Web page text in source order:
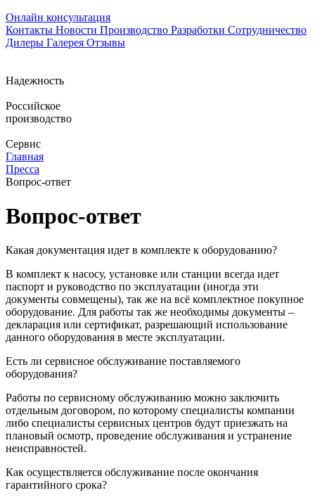
Онлайн консультация
Контакты Новости Производство Разработки Сотрудничество
Дилеры Галерея Отзывы
Надежность
Российское
производство
Сервис
Главная
Пресса
Вопрос-ответ
Вопрос-ответ
Какая документация идет в комплекте к оборудованию?
В комплект к насосу, установке или станции всегда идет
паспорт и руководство по эксплуатации (иногда эти
документы совмещены), так же на всё комплектное покупное
оборудование. Для работы так же необходимы документы –
декларация или сертификат, разрешающий использование
данного оборудования в месте эксплуатации.
Есть ли сервисное обслуживание поставляемого
оборудования?
Работы по сервисному обслуживанию можно заключить
отдельным договором, по которому специалисты компании
либо специалисты сервисных центров будут приезжать на
плановый осмотр, проведение обслуживания и устранение
неисправностей.
Как осуществляется обслуживание после окончания
гарантийного срока?